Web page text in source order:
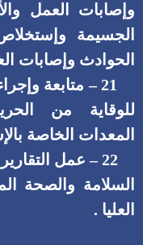
وإصابات العمل
الجسيمة
الحوادث وإصابات
21 – متابعة
للوقاية من
المعدات الخاصة
22 – عمل
السلامة والصحة
العليا .